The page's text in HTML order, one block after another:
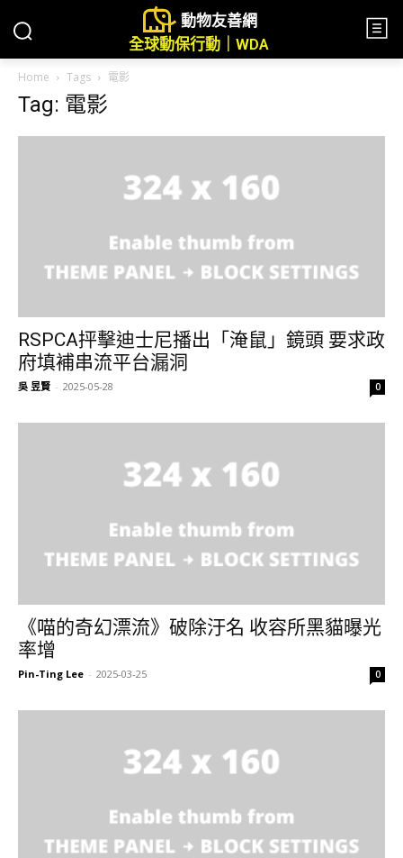
動物友善網
全球動保行動｜WDA
Home Tags 電影
Tag: 電影
RSPCA抨擊迪士尼播出「淹鼠」鏡頭 要求政
府填補串流平台漏洞
吳 昱賢 - 2025-05-28 0
《喵的奇幻漂流》破除汙名 收容所黑貓曝光
率增
Pin-Ting Lee - 2025-03-25 0